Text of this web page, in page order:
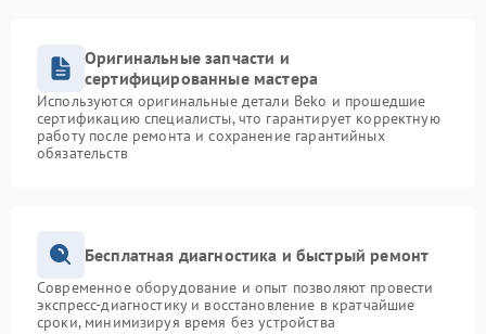
Оригинальные запчасти и
сертифицированные мастера
Используются оригинальные детали Beko и прошедшие
сертификацию специалисты, что гарантирует корректную
работу после ремонта и сохранение гарантийных
обязательств
Бесплатная диагностика и быстрый ремонт
Современное оборудование и опыт позволяют провести
экспресс-диагностику и восстановление в кратчайшие
сроки, минимизируя время без устройства